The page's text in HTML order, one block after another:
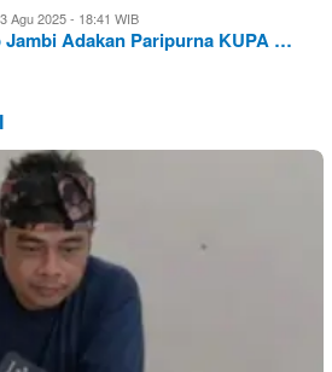
Agu 2025 - 18:41 WIB
Jambi Adakan Paripurna KUPA …